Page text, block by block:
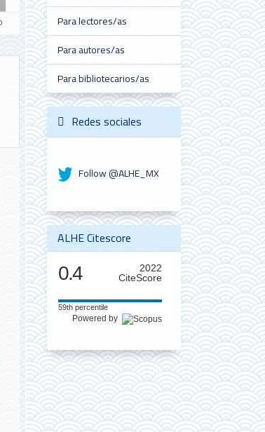
Para lectores/as
Para autores/as
Para bibliotecarios/as
Redes sociales
Follow @ALHE_MX
ALHE Citescore
0.4
2022
CiteScore
59th percentile
Powered by